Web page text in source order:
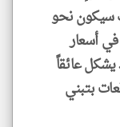
سيكون نحو
أسعار
عائقاً
بتبني